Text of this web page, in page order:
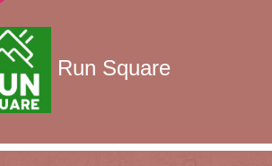
Run Square